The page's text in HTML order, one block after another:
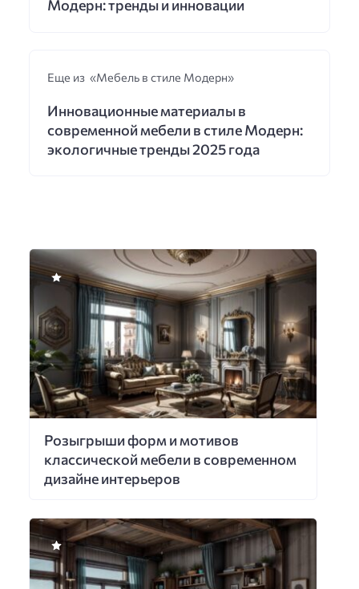
Модерн: тренды и инновации
Еще из «Мебель в стиле Модерн»
Инновационные материалы в
современной мебели в стиле Модерн:
экологичные тренды 2025 года
Розыгрыши форм и мотивов
классической мебели в современном
дизайне интерьеров